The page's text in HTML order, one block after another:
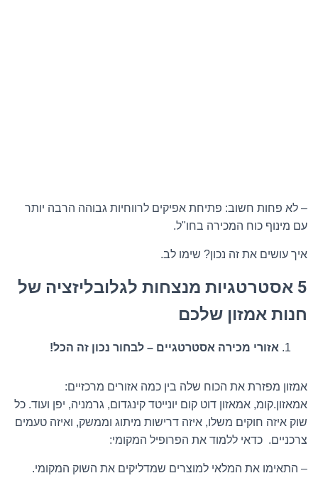
– לא פחות חשוב: פתיחת אפיקים לרווחיות גבוהה הרבה יותר
עם מינוף כוח המכירה בחו"ל.
איך עושים את זה נכון? שימו לב.
5 אסטרטגיות מנצחות לגלובליזציה של
חנות אמזון שלכם
אזורי מכירה אסטרטגיים – לבחור נכון זה הכל!
אמזון מפזרת את הכוח שלה בין כמה אזורים מרכזיים:
אמאזון.קומ, אמאזון דוט קום יונייטד קינגדום, גרמניה, יפן ועוד. כל
שוק איזה חוקים משלו, איזה דרישות מיתוג וממשק, ואיזה טעמים
צרכניים. כדאי ללמוד את הפרופיל המקומי:
– התאימו את המלאי למוצרים שמדליקים את השוק המקומי.